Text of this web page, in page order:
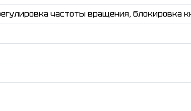
частоты вращения, блокировка